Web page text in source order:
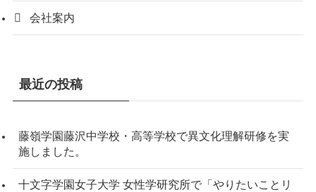
会社案内
最近の投稿
藤嶺学園藤沢中学校・高等学校で異文化理解研修を実
施しました。
十文字学園女子大学 女性学研究所で「やりたいことリ